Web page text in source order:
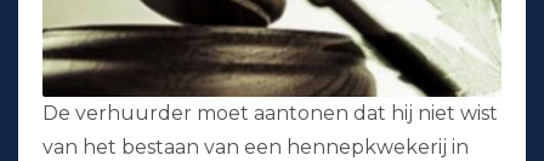
De verhuurder moet aantonen dat hij niet wist
van het bestaan van een hennepkwekerij in